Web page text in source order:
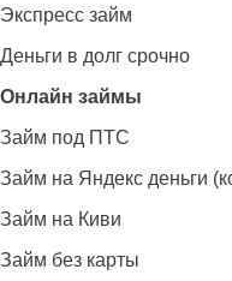
Экспресс займ
Деньги в долг срочно
Онлайн займы
Займ под ПТС
Займ на Яндекс деньги
Займ на Киви
Займ без карты